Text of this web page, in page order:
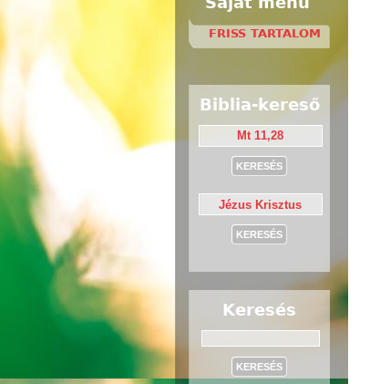
FRISS TARTALOM
Biblia-kereső
Keresés